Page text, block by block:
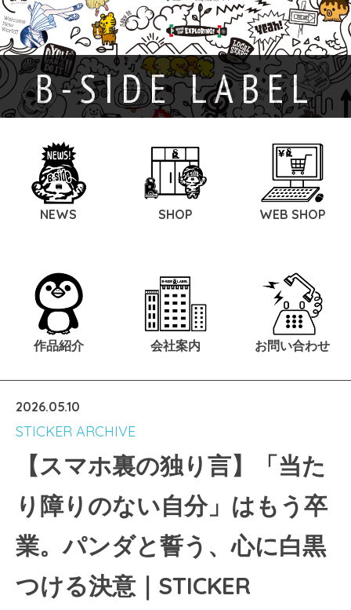
B-SIDE LABEL
NEWS SHOP WEB SHOP
作品紹介 会社案内 お問い合わせ
2026.05.10
STICKER ARCHIVE
【スマホ裏の独り言】「当た
り障りのない自分」はもう卒
業。パンダと誓う、心に白黒
つける決意｜STICKER